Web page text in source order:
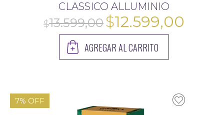
$
CLASSICO ALLUMINIO
El
precio
original
$13.599,00.
$12.599,00
AGREGAR AL CARRITO
7% OFF